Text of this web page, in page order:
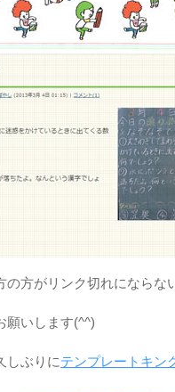
方がリンク切れにならな
願いします(^^)
しぶりにテンプレートキン